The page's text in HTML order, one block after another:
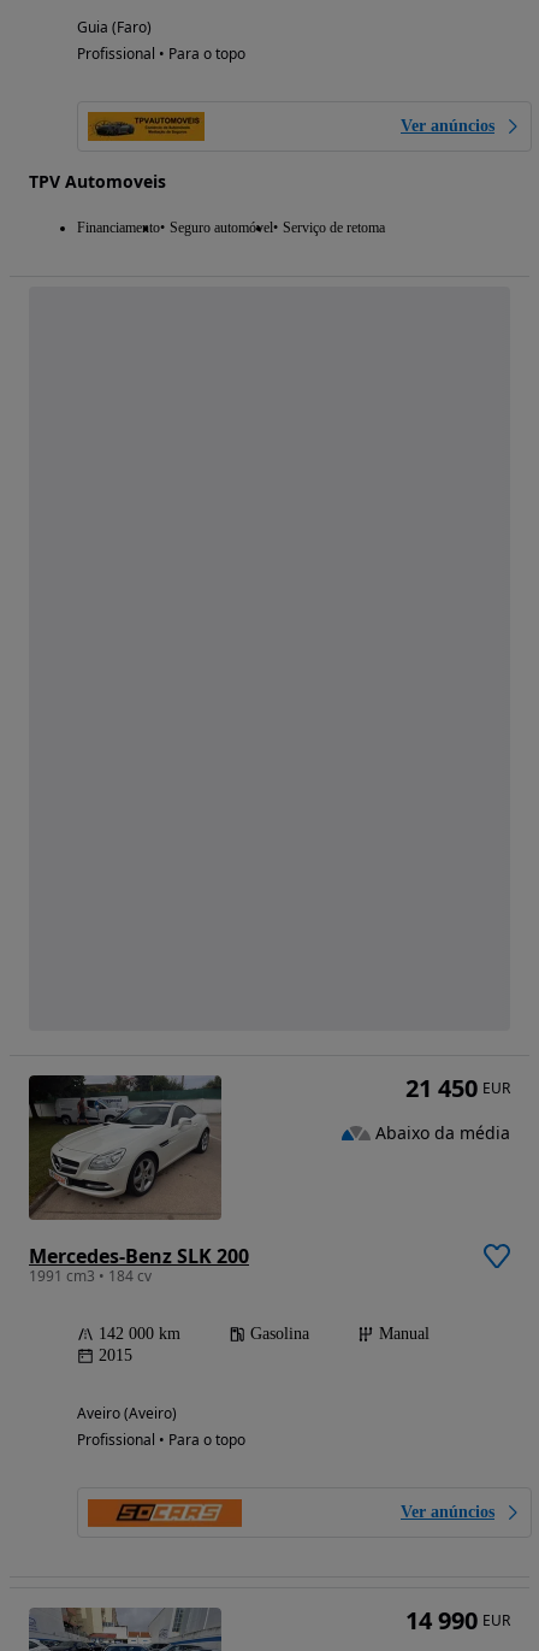
Guia (Faro)
Profissional • Para o topo
Ver anúncios
TPV Automoveis
Financiamento Seguro automóvel Serviço de retoma
Mercedes-Benz SLK 200
1991 cm3 • 184 cv
142 000 km Gasolina
Manual
2015
Aveiro (Aveiro)
Profissional • Para o topo
Ver anúncios
21 450 EUR
Abaixo da média
14 990 EUR